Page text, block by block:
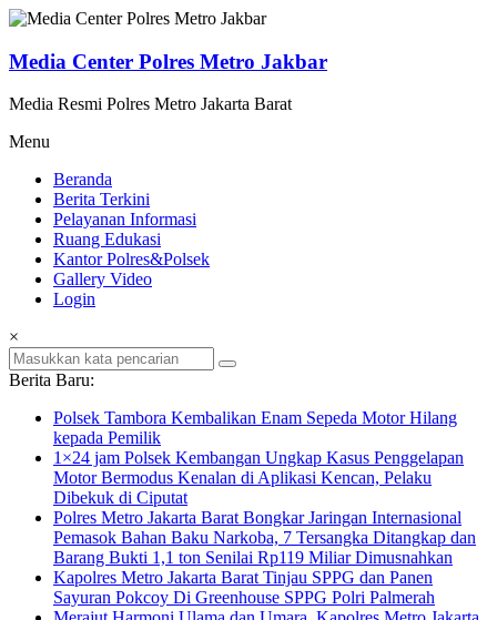
Lompat
konten
Media Center Polres Metro Jakbar
Media Resmi Polres Metro Jakarta Barat
Menu
Beranda
Berita Terkini
Pelayanan Informasi
Ruang Edukasi
Kantor Polres&Polsek
Gallery Video
Login
×
Berita Baru:
Polsek Tambora Kembalikan Enam Sepeda Motor Hilang
kepada Pemilik
1×24 jam Polsek Kembangan Ungkap Kasus Penggelapan
Motor Bermodus Kenalan di Aplikasi Kencan, Pelaku
Dibekuk di Ciputat
Polres Metro Jakarta Barat Bongkar Jaringan Internasional
Pemasok Bahan Baku Narkoba, 7 Tersangka Ditangkap dan
Barang Bukti 1,1 ton Senilai Rp119 Miliar Dimusnahkan
Kapolres Metro Jakarta Barat Tinjau SPPG dan Panen
Sayuran Pokcoy Di Greenhouse SPPG Polri Palmerah